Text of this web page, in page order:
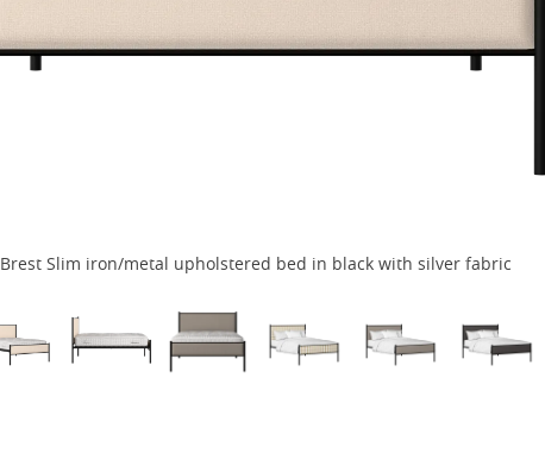
Brest Slim iron/metal upholstered bed in black with silver fabric